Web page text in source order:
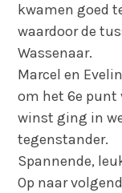
kwamen goed
waardoor de
Wassenaar.
Marcel en
om het 6e punt
winst ging in
tegenstander.
Spannende,
Op naar